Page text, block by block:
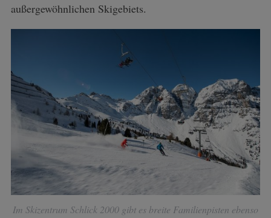
außergewöhnlichen Skigebiets.
Im Skizentrum Schlick 2000 gibt es breite Familienpisten ebenso